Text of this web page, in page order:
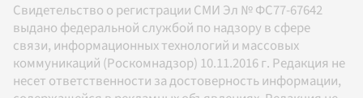
Свидетельство о регистрации СМИ Эл № ФС77-67642
выдано федеральной службой по надзору в сфере
связи, информационных технологий и массовых
коммуникаций (Роскомнадзор) 10.11.2016 г. Редакция не
несет ответственности за достоверность информации,